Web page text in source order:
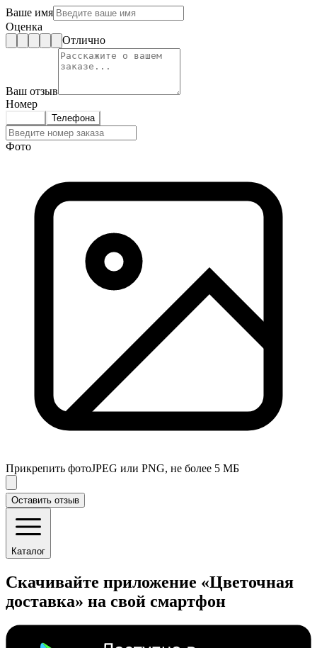
Ваше имя
Оценка
Отлично
Ваш отзыв
Номер
Телефона
Фото
Прикрепить фотоJPEG или PNG, не более 5 МБ
Оставить отзыв
Каталог
Скачивайте приложение «Цветочная
доставка» на свой смартфон